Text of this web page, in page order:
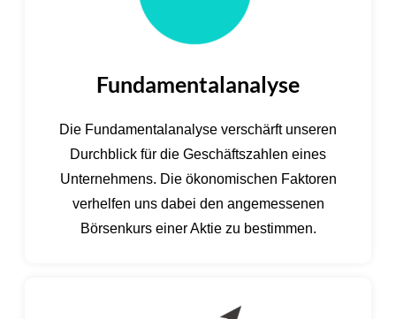
Fundamentalanalyse
Die Fundamentalanalyse verschärft unseren
Durchblick für die Geschäftszahlen eines
Unternehmens. Die ökonomischen Faktoren
verhelfen uns dabei den angemessenen
Börsenkurs einer Aktie zu bestimmen.